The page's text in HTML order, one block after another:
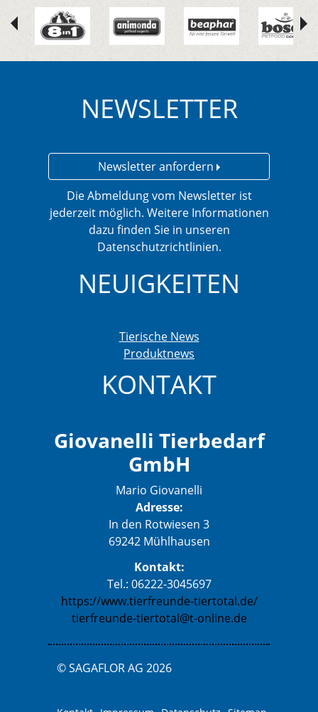
NEWSLETTER
Newsletter anfordern
Die Abmeldung vom Newsletter ist
jederzeit möglich. Weitere Informationen
dazu finden Sie in unseren
Datenschutzrichtlinien.
NEUIGKEITEN
Tierische News
Produktnews
KONTAKT
Giovanelli Tierbedarf
GmbH
Mario Giovanelli
Adresse:
In den Rotwiesen 3
69242 Mühlhausen
Kontakt:
Tel.: 06222-3045697
https://www.tierfreunde-tiertotal.de/
tierfreunde-tiertotal@t-online.de
© SAGAFLOR AG 2026